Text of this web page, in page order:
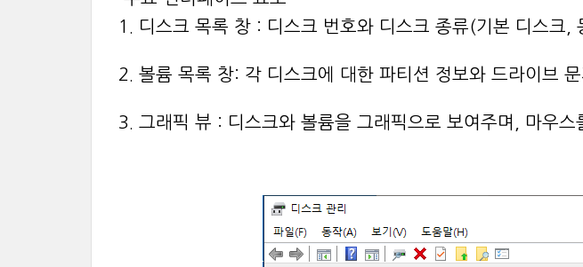
1. 디스크 목록 창 : 디스크 번호와 디스크 종류(기본 디스크,
2. 볼륨 목록 창: 각 디스크에 대한 파티션 정보와 드라이브
3. 그래픽 뷰 : 디스크와 볼륨을 그래픽으로 보여주며, 마우